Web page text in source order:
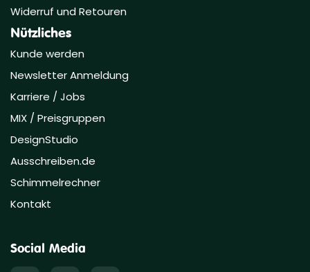
Widerruf und Retouren
Nützliches
Kunde werden
Newsletter Anmeldung
Karriere / Jobs
MIX / Preisgruppen
DesignStudio
Ausschreiben.de
Schimmelrechner
Kontakt
Social Media